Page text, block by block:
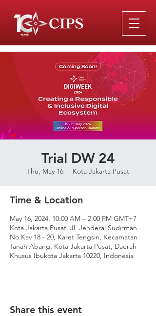
Trial DW 24
Thu, May 16
  |
Kota Jakarta Pusat
Time & Location
May 16, 2024, 10:00 AM – 2:00 PM GMT+7
Kota Jakarta Pusat, Jl. Jenderal Sudirman
No.Kav 18 - 20, Karet Tengsin, Kecamatan
Tanah Abang, Kota Jakarta Pusat, Daerah
Khusus Ibukota Jakarta 10220, Indonesia
Share this event